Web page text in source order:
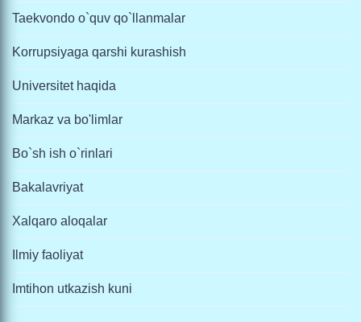
Taekvondo o`quv qo`llanmalar
Korrupsiyaga qarshi kurashish
Universitet haqida
Markaz va bo'limlar
Bo`sh ish o`rinlari
Bakalavriyat
Xalqaro aloqalar
Ilmiy faoliyat
Imtihon utkazish kuni